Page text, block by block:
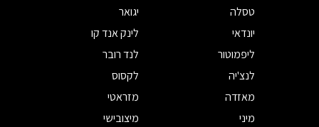
טסלה
יגואר
יונדאי
לינק אנד קו
ליפמוטור
לנד רובר
לנצ'יה
לקסוס
מאזדה
מזראטי
מיני
מיצובישי